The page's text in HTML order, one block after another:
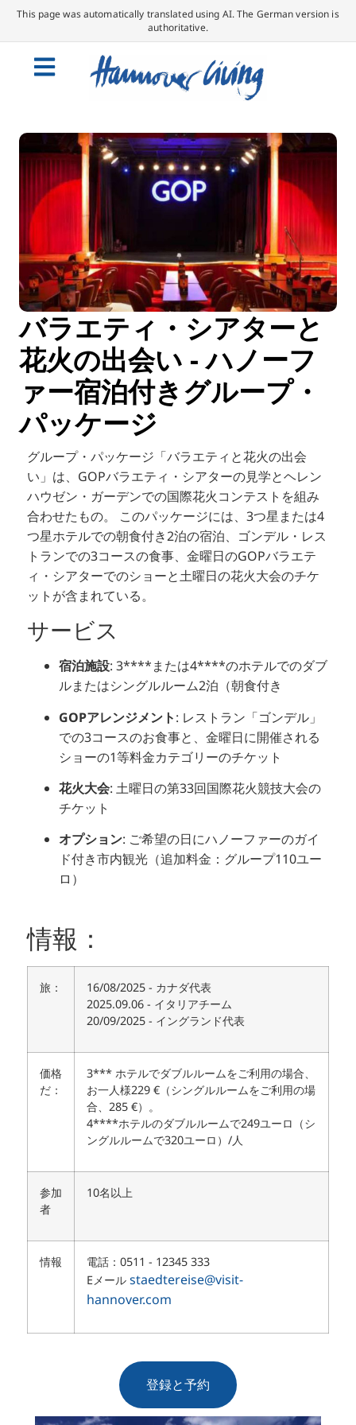
This page was automatically translated using AI. The German version is
authoritative.
バラエティ・シアターと
花火の出会い - ハノーフ
ァー宿泊付きグループ・
パッケージ
グループ・パッケージ「バラエティと花火の出会
い」は、GOPバラエティ・シアターの見学とヘレン
ハウゼン・ガーデンでの国際花火コンテストを組み
合わせたもの。
このパッケージには、3つ星または4
つ星ホテルでの朝食付き2泊の宿泊、ゴンデル・レス
トランでの3コースの食事、金曜日のGOPバラエテ
ィ・シアターでのショーと土曜日の花火大会のチケ
ットが含まれている。
サービス
宿泊施設: 3****または4****のホテルでのダブ
ルまたはシングルルーム2泊（朝食付き
GOPアレンジメント: レストラン「ゴンデル」
での3コースのお食事と、金曜日に開催される
ショーの1等料金カテゴリーのチケット
花火大会: 土曜日の第33回国際花火競技大会の
チケット
オプション: ご希望の日にハノーファーのガイ
ド付き市内観光（追加料金：グループ110ユー
ロ）
情報：
旅：
16/08/2025 - カナダ代表
2025.09.06 - イタリアチーム
20/09/2025 - イングランド代表
価格
だ：
3*** ホテルでダブルルームをご利用の場合、
お一人様229 €（シングルルームをご利用の場
合、285 €）。
4****ホテルのダブルルームで249ユーロ（シ
ングルルームで320ユーロ）/人
参加
者
10名以上
情報
電話：0511 - 12345 333
Eメール staedtereise@visit-
hannover.com
登録と予約